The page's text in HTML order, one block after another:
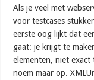
Als je veel met
voor testcases
eerste oog lijkt dat
gaat: je krijgt te
elementen, niet exact
noem maar op.